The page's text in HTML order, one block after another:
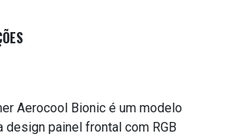
Aerocool Bionic é um modelo
design painel frontal com RGB